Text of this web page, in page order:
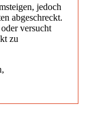
jedoch
abgeschreckt.
versucht
zu